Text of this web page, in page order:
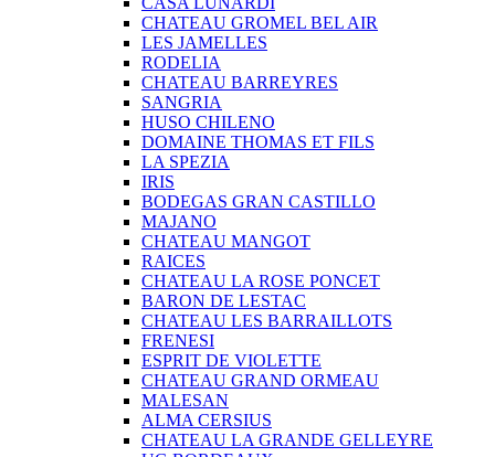
CHATEAU GROMEL BEL AIR
LES JAMELLES
RODELIA
CHATEAU BARREYRES
SANGRIA
HUSO CHILENO
DOMAINE THOMAS ET FILS
LA SPEZIA
IRIS
BODEGAS GRAN CASTILLO
MAJANO
CHATEAU MANGOT
RAICES
CHATEAU LA ROSE PONCET
BARON DE LESTAC
CHATEAU LES BARRAILLOTS
FRENESI
ESPRIT DE VIOLETTE
CHATEAU GRAND ORMEAU
MALESAN
ALMA CERSIUS
CHATEAU LA GRANDE GELLEYRE